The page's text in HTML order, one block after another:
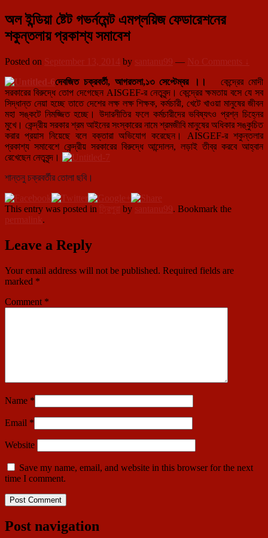
অল ইন্ডিয়া ষ্টেট গভর্নমেন্ট এমপ্লয়িজ ফেডারেশনের
শকুন্তলায় প্রকাশ্য সমাবেশ
Posted on September 13, 2014 by santanu99 — No Comments ↓
দেবজিত চক্রবর্তী, আগরতলা,১৩সেপ্টেম্বর ।।
কেন্দ্রের মোদী
সরকারের বিরুদ্ধে তোপ দেগেছেন AISGEF-র নেতৃবৃন্দ। কেন্দ্রের ক্ষমতায় বসে যে সব
সিদ্ধান্ত নেয়া হচ্ছে তাতে দেশের লক্ষ লক্ষ শিক্ষক, কর্মচারী, খেটে খাওয়া মানুষের জীবন
মহা সঙ্কটে নিমজ্জিত হচ্ছে। উদারনীতির ফলে কর্মচারীদের ভবিষ্যৎও প্রশ্ন চিহ্নের
মুখে। কেন্দ্রীয় সরকার শ্রম আইনের সংস্কারের নামে শ্রমজীবি মানুষের অধিকার সঙ্কুচিত
করার প্রয়াস নিয়েছে বলে বক্তারা অভিযোগ করেছেন। AISGEF-র শকুন্তলার
প্রকাশ্য সমাবেশে কেন্দ্রীয় সরকারের বিরুদ্ধে আন্দোলন, লড়াই তীব্র করবে আহ্বান
রেখেছেন নেতৃবৃন্দ।
শান্তনু চক্রবর্তীর তোলা ছবি।
This entry was posted in ত্রিপুরা by santanu99. Bookmark the
permalink.
Leave a Reply
Your email address will not be published. Required fields are
marked *
Comment *
Name *
Email *
Website
Save my name, email, and website in this browser for the next
time I comment.
Post navigation